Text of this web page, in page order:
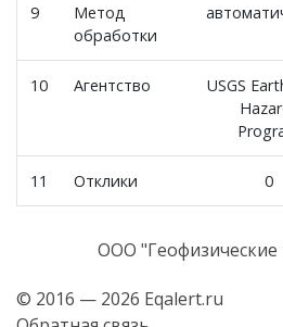
9
Метод
обработки
10 Агентство
USGS
11 Отклики 0
© 2016 — 2026 Eqalert.ru
ООО "Геофизические